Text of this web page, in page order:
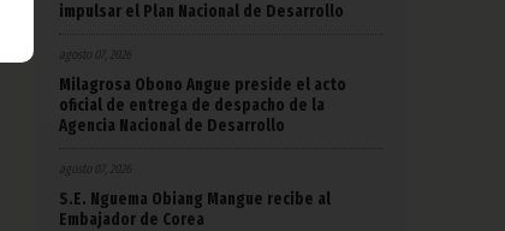
impulsar el Plan Nacional de Desarrollo
agosto 07, 2026
Milagrosa Obono Angue preside el acto
oficial de entrega de despacho de la
Agencia Nacional de Desarrollo
agosto 07, 2026
S.E. Nguema Obiang Mangue recibe al
Embajador de Corea